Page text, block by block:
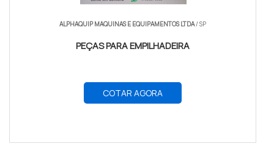
ALPHAQUIP MAQUINAS E EQUIPAMENTOS LTDA/ SP
PEÇAS PARA EMPILHADEIRA
COTAR AGORA